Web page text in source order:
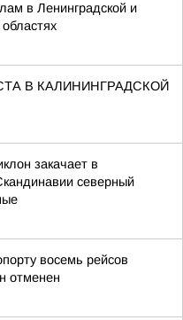
в Ленинградской и
В КАЛИНИНГРАДСКОЙ
закачает в
северный
восемь рейсов
отменен